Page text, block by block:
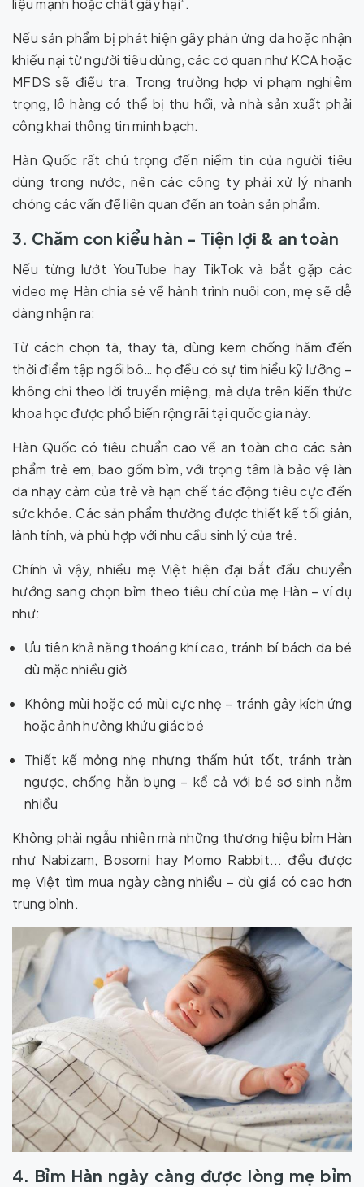
liệu mạnh hoặc chất gây hại”.
Nếu sản phẩm bị phát hiện gây phản ứng da hoặc nhận
khiếu nại từ người tiêu dùng, các cơ quan như KCA hoặc
MFDS sẽ điều tra. Trong trường hợp vi phạm nghiêm
trọng, lô hàng có thể bị thu hồi, và nhà sản xuất phải
công khai thông tin minh bạch.
Hàn Quốc rất chú trọng đến niềm tin của người tiêu
dùng trong nước, nên các công ty phải xử lý nhanh
chóng các vấn đề liên quan đến an toàn sản phẩm.
3. Chăm con kiểu hàn - Tiện lợi & an toàn
Nếu từng lướt YouTube hay TikTok và bắt gặp các
video mẹ Hàn chia sẻ về hành trình nuôi con, mẹ sẽ dễ
dàng nhận ra:
Từ cách chọn tã, thay tã, dùng kem chống hăm đến
thời điểm tập ngồi bô… họ đều có sự tìm hiểu kỹ lưỡng –
không chỉ theo lời truyền miệng, mà dựa trên kiến thức
khoa học được phổ biến rộng rãi tại quốc gia này.
Hàn Quốc có tiêu chuẩn cao về an toàn cho các sản
phẩm trẻ em, bao gồm bỉm, với trọng tâm là bảo vệ làn
da nhạy cảm của trẻ và hạn chế tác động tiêu cực đến
sức khỏe. Các sản phẩm thường được thiết kế tối giản,
lành tính, và phù hợp với nhu cầu sinh lý của trẻ.
Chính vì vậy, nhiều mẹ Việt hiện đại bắt đầu chuyển
hướng sang chọn bỉm theo tiêu chí của mẹ Hàn – ví dụ
như:
Ưu tiên khả năng thoáng khí cao, tránh bí bách da bé
dù mặc nhiều giờ
Không mùi hoặc có mùi cực nhẹ – tránh gây kích ứng
hoặc ảnh hưởng khứu giác bé
Thiết kế mỏng nhẹ nhưng thấm hút tốt, tránh tràn
ngược, chống hằn bụng – kể cả với bé sơ sinh nằm
nhiều
Không phải ngẫu nhiên mà những thương hiệu bỉm Hàn
như Nabizam, Bosomi hay Momo Rabbit... đều được
mẹ Việt tìm mua ngày càng nhiều – dù giá có cao hơn
trung bình.
4. Bỉm Hàn ngày càng được lòng mẹ bỉm